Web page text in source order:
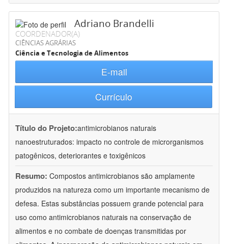
Adriano Brandelli
COORDENADOR(A)
CIÊNCIAS AGRÁRIAS
Ciência e Tecnologia de Alimentos
E-mail
Currículo
Título do Projeto:antimicrobianos naturais
nanoestruturados: impacto no controle de microrganismos
patogênicos, deteriorantes e toxigênicos
Resumo: Compostos antimicrobianos são amplamente
produzidos na natureza como um importante mecanismo de
defesa. Estas substâncias possuem grande potencial para
uso como antimicrobianos naturais na conservação de
alimentos e no combate de doenças transmitidas por